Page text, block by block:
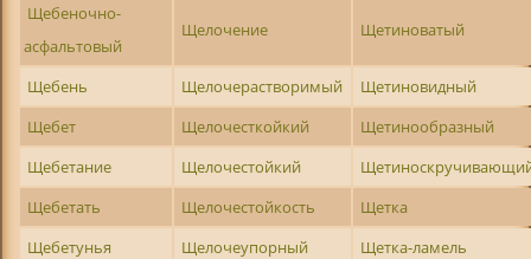
Щебеночно-
асфальтовый
Щелочение Щетиноватый
Щебень Щелочерастворимый
Щетиновидный
Щебет
Щелочесткойкий
Щетинообразный
Щебетание
Щелочестойкий
Щебетать
Щелочестойкость
Щетка
Щебетунья
Щелочеупорный
Щетка-ламель